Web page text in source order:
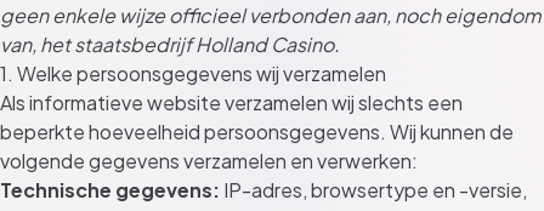
geen enkele wijze officieel verbonden aan, noch eigendom
van, het staatsbedrijf Holland Casino.
1. Welke persoonsgegevens wij verzamelen
Als informatieve website verzamelen wij slechts een
beperkte hoeveelheid persoonsgegevens. Wij kunnen de
volgende gegevens verzamelen en verwerken:
Technische gegevens: IP-adres, browsertype en -versie,